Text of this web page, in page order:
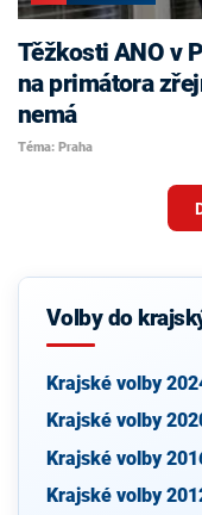
Těžkosti ANO v
na primátora
nemá
Téma: Praha
Volby do
Krajské volby
Krajské volby
Krajské volby
Krajské volby